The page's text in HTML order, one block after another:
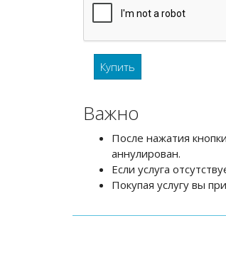
Важно
После нажатия
аннулирован.
Если услуга
Покупая услугу вы